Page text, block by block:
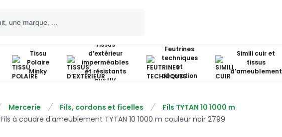
Tissu
Polaire
Minky
Tissus
d’extérieur
imperméables
et résistants
aux UV
Feutrines
techniques
et
décoration
Simili cuir et
tissus
d’ameublement
Mercerie Fils, cordons et ficelles
Fils TYTAN 10 1000 m
Fils à coudre d'ameublement TYTAN 10 1000 m couleur noir 2799